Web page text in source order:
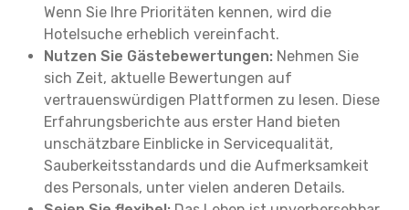
Wenn Sie Ihre Prioritäten kennen, wird die
Hotelsuche erheblich vereinfacht.
Nutzen Sie Gästebewertungen: Nehmen Sie
sich Zeit, aktuelle Bewertungen auf
vertrauenswürdigen Plattformen zu lesen. Diese
Erfahrungsberichte aus erster Hand bieten
unschätzbare Einblicke in Servicequalität,
Sauberkeitsstandards und die Aufmerksamkeit
des Personals, unter vielen anderen Details.